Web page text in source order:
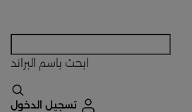
ابحث باسم البراند
تسجيل الدخول